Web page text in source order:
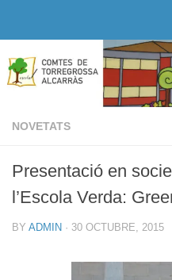
NOVETATS
Presentació en
l’Escola Verda:
BY ADMIN · 30 OCTUBRE, 2015